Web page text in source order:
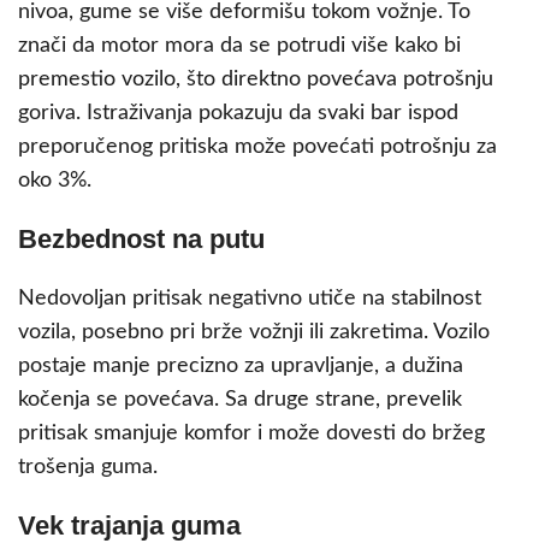
nivoa, gume se više deformišu tokom vožnje. To
znači da motor mora da se potrudi više kako bi
premestio vozilo, što direktno povećava potrošnju
goriva. Istraživanja pokazuju da svaki bar ispod
preporučenog pritiska može povećati potrošnju za
oko 3%.
Bezbednost na putu
Nedovoljan pritisak negativno utiče na stabilnost
vozila, posebno pri brže vožnji ili zakretima. Vozilo
postaje manje precizno za upravljanje, a dužina
kočenja se povećava. Sa druge strane, prevelik
pritisak smanjuje komfor i može dovesti do bržeg
trošenja guma.
Vek trajanja guma